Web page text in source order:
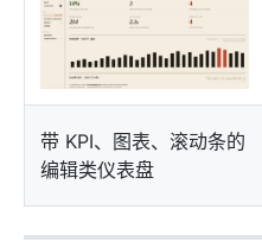
带 KPI、图表、滚动条的
编辑类仪表盘